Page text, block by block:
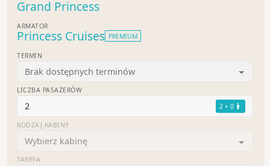
Grand Princess
ARMATOR
Princess Cruises PREMIUM
TERMIN
Brak dostępnych terminów
LICZBA PASAŻERÓW
2 2 + 0
RODZAJ KABINY
Wybierz kabinę
TARYFA